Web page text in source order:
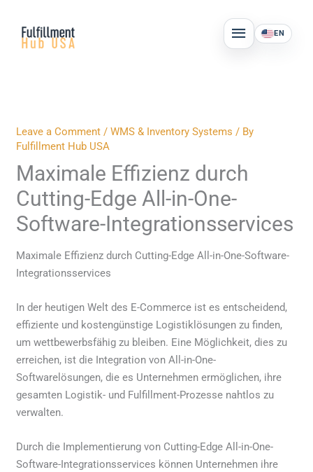
content
MAIN
MENU
EN
Leave a Comment /WMS & Inventory Systems / By
Fulfillment Hub USA
Maximale Effizienz durch
Cutting-Edge All-in-One-
Software-Integrationsservices
Maximale Effizienz durch Cutting-Edge All-in-One-Software-
Integrationsservices
In der heutigen Welt des E-Commerce ist es entscheidend,
effiziente und kostengünstige Logistiklösungen zu finden,
um wettbewerbsfähig zu bleiben. Eine Möglichkeit, dies zu
erreichen, ist die Integration von All-in-One-
Softwarelösungen, die es Unternehmen ermöglichen, ihre
gesamten Logistik- und Fulfillment-Prozesse nahtlos zu
verwalten.
Durch die Implementierung von Cutting-Edge All-in-One-
Software-Integrationsservices können Unternehmen ihre